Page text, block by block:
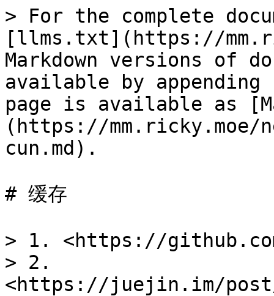
> For the complete
[llms.txt](https://
Markdown versions of
available by
page is available as
(https://
cun.md).
# 缓存
> 1. <https://
> 2.
<https://juejin.im/post/